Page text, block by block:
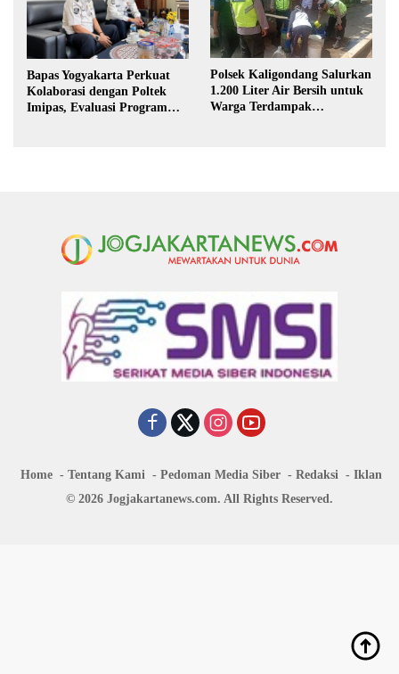
Bapas Yogyakarta Perkuat
Kolaborasi dengan Poltek
Imipas, Evaluasi Program
Polsek Kaligondang Salurkan
1.200 Liter Air Bersih untuk
Warga Terdampak
Home Tentang Kami Pedoman Media Siber Redaksi
Iklan
© 2026 Jogjakartanews.com. All Rights Reserved.